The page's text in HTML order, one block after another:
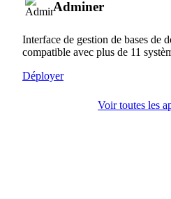
Adminer
Interface de gestion de bases de
compatible avec plus de 11
Déployer
Voir toutes les